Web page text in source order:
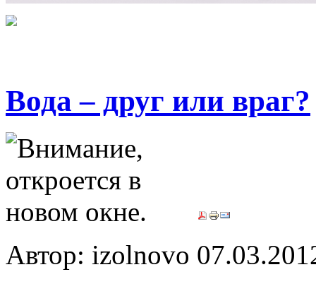
Вода – друг или враг?
Автор: izolnovo